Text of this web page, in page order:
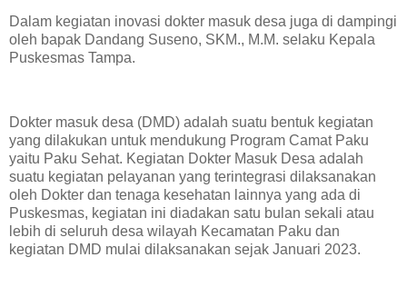
Dalam kegiatan inovasi dokter masuk desa juga di dampingi
oleh bapak Dandang Suseno, SKM., M.M. selaku Kepala
Puskesmas Tampa.
Dokter masuk desa (DMD) adalah suatu bentuk kegiatan
yang dilakukan untuk mendukung Program Camat Paku
yaitu Paku Sehat. Kegiatan Dokter Masuk Desa adalah
suatu kegiatan pelayanan yang terintegrasi dilaksanakan
oleh Dokter dan tenaga kesehatan lainnya yang ada di
Puskesmas, kegiatan ini diadakan satu bulan sekali atau
lebih di seluruh desa wilayah Kecamatan Paku dan
kegiatan DMD mulai dilaksanakan sejak Januari 2023.